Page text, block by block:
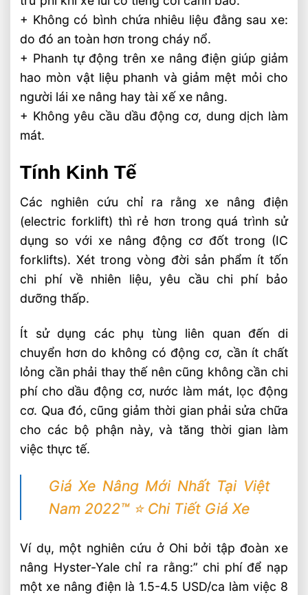
+ Không có bình chứa nhiêu liệu đằng sau xe:
do đó an toàn hơn trong cháy nổ.
+ Phanh tự động trên xe nâng điện giúp giảm
hao mòn vật liệu phanh và giảm mệt mỏi cho
người lái xe nâng hay tài xế xe nâng.
+ Không yêu cầu dầu động cơ, dung dịch làm
mát.
Tính Kinh Tế
Các nghiên cứu chỉ ra rằng xe nâng điện
(electric forklift) thì rẻ hơn trong quá trình sử
dụng so với xe nâng động cơ đốt trong (IC
forklifts). Xét trong vòng đời sản phẩm ít tốn
chi phí về nhiên liệu, yêu cầu chi phí bảo
dưỡng thấp.
Ít sử dụng các phụ tùng liên quan đến di
chuyển hơn do không có động cơ, cần ít chất
lỏng cần phải thay thế nên cũng không cần chi
phí cho dầu động cơ, nước làm mát, lọc động
cơ. Qua đó, cũng giảm thời gian phải sửa chữa
cho các bộ phận này, và tăng thời gian làm
việc thực tế.
Giá Xe Nâng Mới Nhất Tại Việt
Nam 2022™ ⭐️ Chi Tiết Giá Xe
Ví dụ, một nghiên cứu ở Ohi bởi tập đoàn xe
nâng Hyster-Yale chỉ ra rằng:” chi phí để nạp
một xe nâng điện là 1.5-4.5 USD/ca làm việc 8